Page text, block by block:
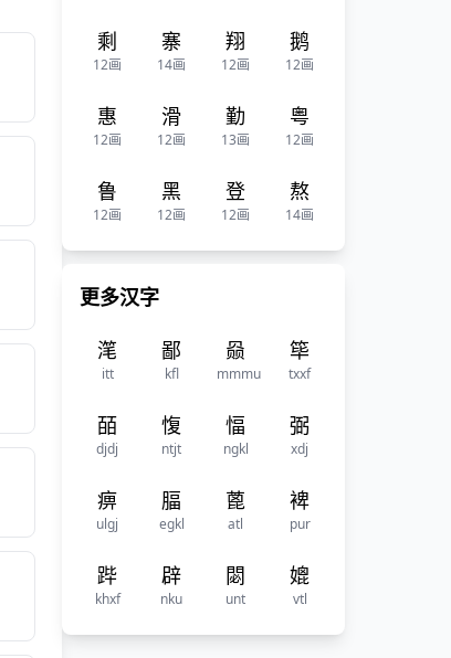
剩
12画
寨
14画
翔
12画
鹅
12画
惠
12画
滑
12画
勤
13画
粤
12画
鲁
12画
黑
12画
登
12画
熬
14画
更多汉字
滗
itt
鄙
kfl
赑
mmmu
筚
txxf
皕
djdj
愎
ntjt
愊
ngkl
弼
xdj
痹
ulgj
腷
egkl
蓖
atl
裨
pur
跸
khxf
辟
nku
閟
unt
媲
vtl